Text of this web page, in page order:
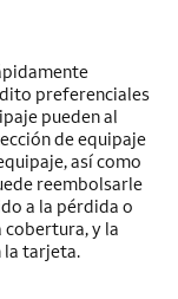
preferenciales
pueden al
de equipaje
así como
reembolsarle
a la pérdida o
cobertura, y la
la tarjeta.